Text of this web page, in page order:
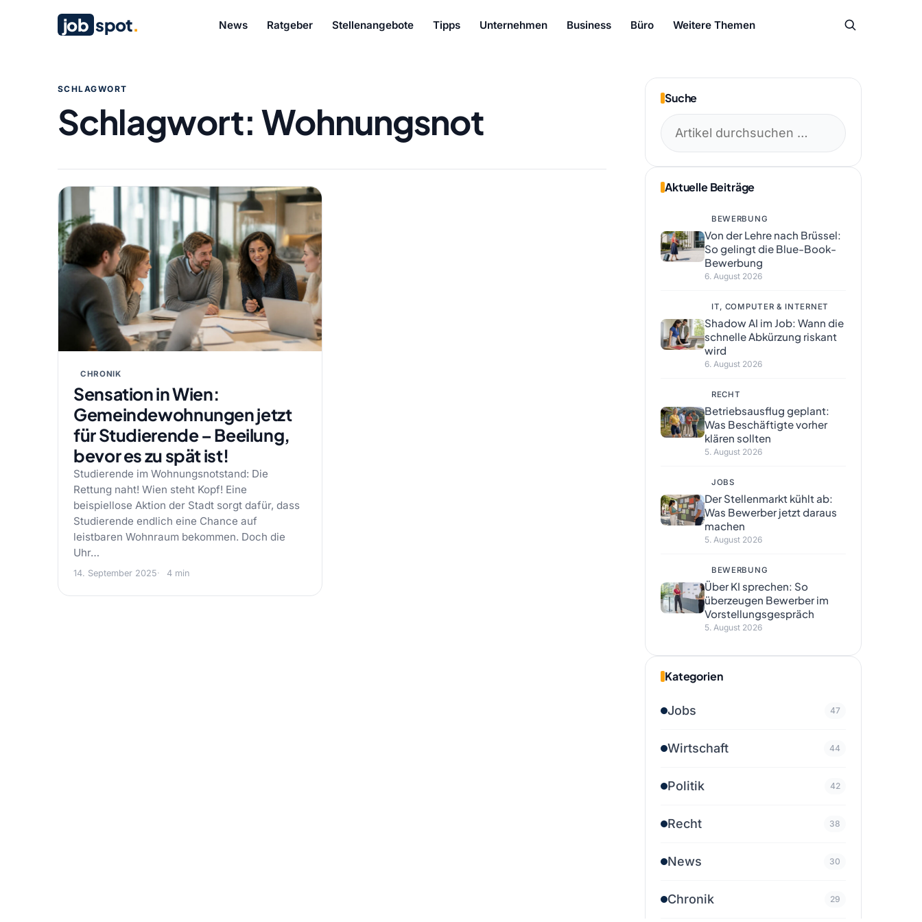
job spot. News Ratgeber Stellenangebote Tipps Unternehmen Business Büro Weitere Themen
SCHLAGWORT
Schlagwort:Wohnungsnot
CHRONIK
Sensation in Wien:
Gemeindewohnungen jetzt
für Studierende – Beeilung,
bevor es zu spät ist!
Studierende im Wohnungsnotstand: Die
Rettung naht! Wien steht Kopf! Eine
beispiellose Aktion der Stadt sorgt dafür, dass
Studierende endlich eine Chance auf
leistbaren Wohnraum bekommen. Doch die
Uhr…
14. September 2025 4 min
Suche
Aktuelle Beiträge
BEWERBUNG
Von der Lehre nach Brüssel:
So gelingt die Blue-Book-
Bewerbung
6. August 2026
IT, COMPUTER & INTERNET
Shadow AI im Job: Wann die
schnelle Abkürzung riskant
wird
6. August 2026
RECHT
Betriebsausflug geplant:
Was Beschäftigte vorher
klären sollten
5. August 2026
JOBS
Der Stellenmarkt kühlt ab:
Was Bewerber jetzt daraus
machen
5. August 2026
BEWERBUNG
Über KI sprechen: So
überzeugen Bewerber im
Vorstellungsgespräch
5. August 2026
Kategorien
Jobs 47
Wirtschaft 44
Politik 42
Recht 38
News 30
Chronik 29